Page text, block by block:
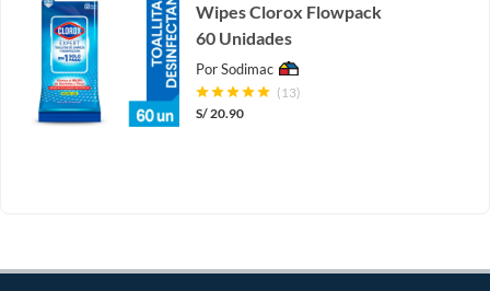
Wipes Clorox Flowpack
60 Unidades
PorSodimac
(13)
S/20.90